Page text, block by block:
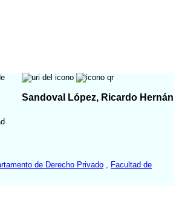
Sandoval López, Ricardo Hernán
de Derecho Privado
Facultad de